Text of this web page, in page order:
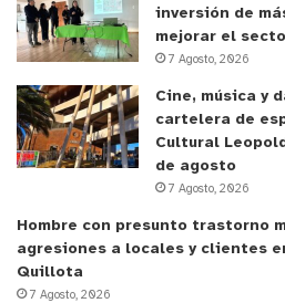
inversión de
mejorar el
7 Agosto, 2026
Cine, música y
cartelera de
Cultural
de agosto
7 Agosto, 2026
Hombre con presunto trastorno
agresiones a locales y clientes
Quillota
7 Agosto, 2026